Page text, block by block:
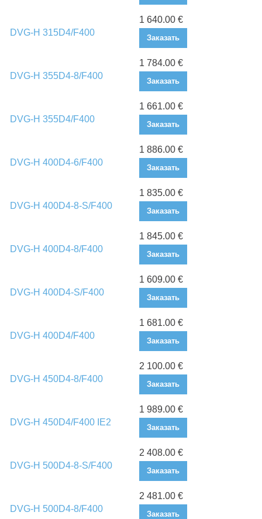
DVG-H 315D4/F400
1 640.00 €
Заказать
DVG-H 355D4-8/F400
1 784.00 €
Заказать
DVG-H 355D4/F400
1 661.00 €
Заказать
DVG-H 400D4-6/F400
1 886.00 €
Заказать
DVG-H 400D4-8-S/F400
1 835.00 €
Заказать
DVG-H 400D4-8/F400
1 845.00 €
Заказать
DVG-H 400D4-S/F400
1 609.00 €
Заказать
DVG-H 400D4/F400
1 681.00 €
Заказать
DVG-H 450D4-8/F400
2 100.00 €
Заказать
DVG-H 450D4/F400 IE2
1 989.00 €
Заказать
DVG-H 500D4-8-S/F400
2 408.00 €
Заказать
DVG-H 500D4-8/F400
2 481.00 €
Заказать